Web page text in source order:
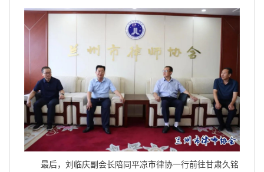
最后，刘临庆副会长陪同平凉市律协一行前往甘肃久铭